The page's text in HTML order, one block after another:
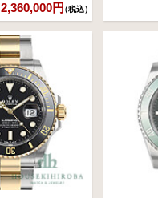
2,360,000円（税込）